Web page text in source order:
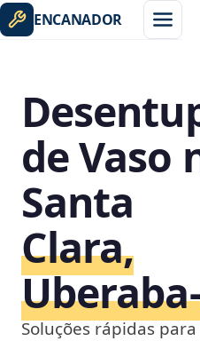
ENCANADOR
de Vaso
Santa
Clara,
Soluções rápidas